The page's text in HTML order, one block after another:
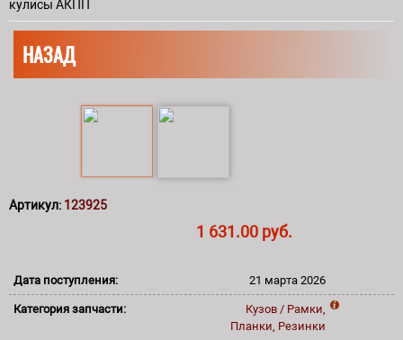
кулисы АКПП
НАЗАД
Артикул: 123925
1 631.00 руб.
Дата поступления: 21 марта 2026
Категория запчасти:
Кузов / Рамки,
Планки, Резинки